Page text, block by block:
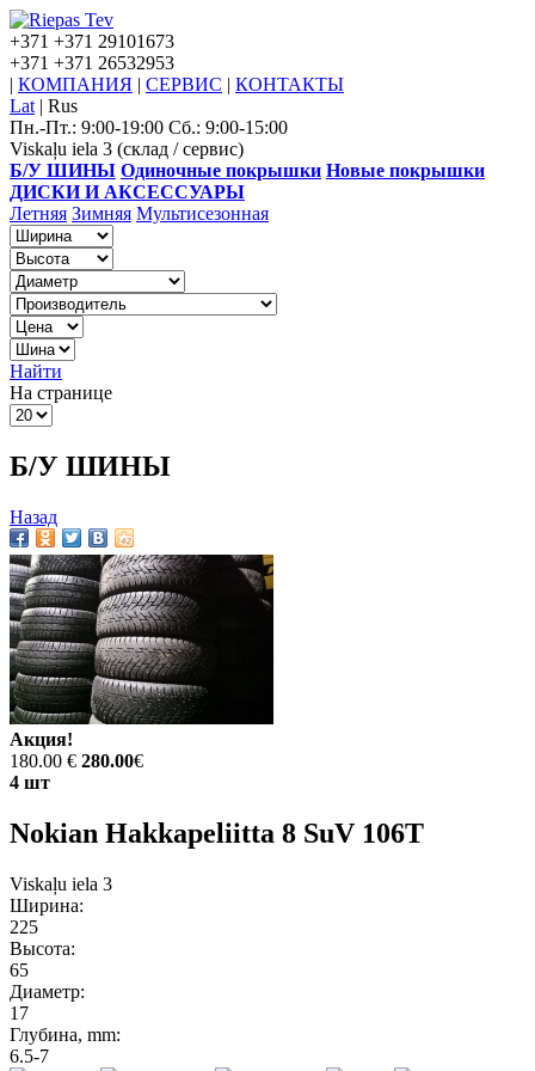
+371 +371 29101673
+371 +371 26532953
| КОМПАНИЯ | СЕРВИС | КОНТАКТЫ
Lat | Rus
Пн.-Пт.: 9:00-19:00 Сб.: 9:00-15:00
Viskaļu iela 3 (склад / сервис)
Б/У ШИНЫ Одиночные покрышки Новые покрышки
ДИСКИ И АКСЕССУАРЫ
Летняя Зимняя Мультисезонная
Найти
На странице
Б/У ШИНЫ
Назад
Акция!
180.00 € 280.00€
4 шт
Nokian Hakkapeliitta 8 SuV 106T
Viskaļu iela 3
Ширина:
225
Высота:
65
Диаметр:
17
Глубина, mm:
6.5-7